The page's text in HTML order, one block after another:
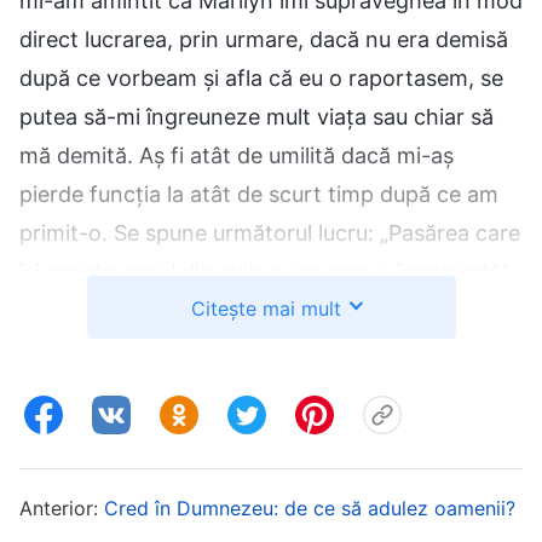
direct lucrarea, prin urmare, dacă nu era demisă
după ce vorbeam și afla că eu o raportasem, se
putea să-mi îngreuneze mult viața sau chiar să
mă demită. Aș fi atât de umilită dacă mi-aș
pierde funcția la atât de scurt timp după ce am
primit-o. Se spune următorul lucru: „Pasărea care
așa că mă gândeam că nu ar trebui să fiu prima
subiectul în discuție, iar apoi îi puteam susține
raportul. În felul acesta, nu mi-aș pune pielea la
bătaie. Dar când am încercat să-i vorbesc, pur și
Citește mai mult
Anterior: Cred în Dumnezeu: de ce să adulez oamenii?